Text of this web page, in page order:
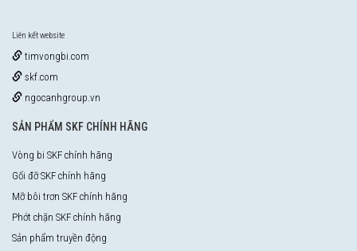
Liên kết website
timvongbi.com
skf.com
ngocanhgroup.vn
SẢN PHẨM SKF CHÍNH HÃNG
Vòng bi SKF chính hãng
Gối đỡ SKF chính hãng
Mỡ bôi trơn SKF chính hãng
Phớt chặn SKF chính hãng
Sản phẩm truyền động